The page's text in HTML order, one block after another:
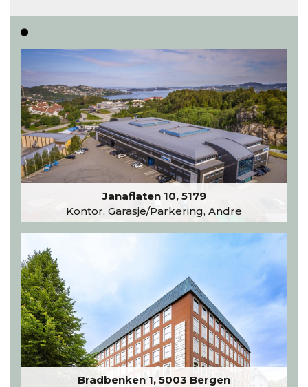
Les hele artikkelen
Janaflaten 10, 5179
Kontor, Garasje/Parkering, Andre
Bradbenken 1, 5003 Bergen